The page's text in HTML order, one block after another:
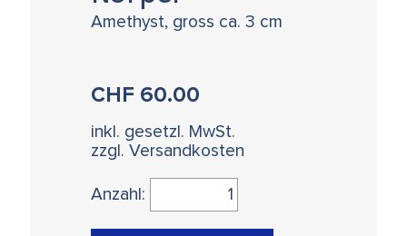
Amethyst, gross ca. 3 cm
CHF 60.00
inkl. gesetzl. MwSt.
zzgl. Versandkosten
Anzahl: